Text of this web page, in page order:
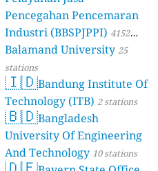
Pencegahan Pencemaran
Industri (BBSPJPPI) 4152
stations
Balamand University25
stations
🇮🇩Bandung Institute Of
Technology (ITB) 2 stations
🇧🇩Bangladesh
University Of Engineering
And Technology 10 stations